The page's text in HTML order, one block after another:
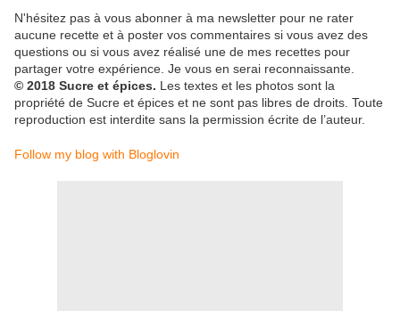
N'hésitez pas à vous abonner à ma newsletter pour ne rater
aucune recette et à poster vos commentaires si vous avez des
questions ou si vous avez réalisé une de mes recettes pour
partager votre expérience. Je vous en serai reconnaissante.
© 2018 Sucre et épices. Les textes et les photos sont la
propriété de Sucre et épices et ne sont pas libres de droits. Toute
reproduction est interdite sans la permission écrite de l’auteur.
Follow my blog with Bloglovin